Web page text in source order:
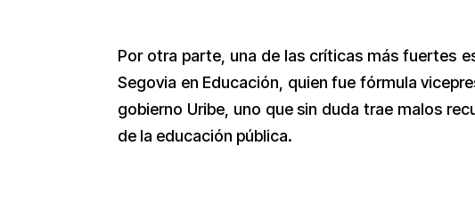
Por otra parte, una de las críticas más fuertes
Segovia en Educación, quien fue fórmula
gobierno Uribe, uno que sin duda trae malos
de la educación pública.